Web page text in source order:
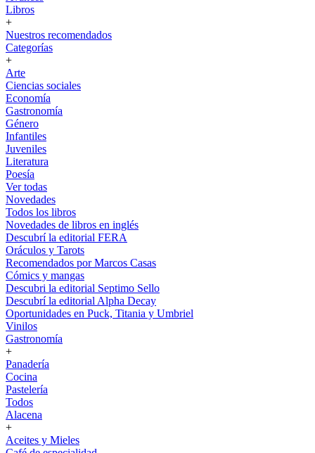
Libros
+
Nuestros recomendados
Categorías
+
Arte
Ciencias sociales
Economía
Gastronomía
Género
Infantiles
Juveniles
Literatura
Poesía
Ver todas
Novedades
Todos los libros
Novedades de libros en inglés
Descubrí la editorial FERA
Oráculos y Tarots
Recomendados por Marcos Casas
Cómics y mangas
Descubri la editorial Septimo Sello
Descubrí la editorial Alpha Decay
Oportunidades en Puck, Titania y Umbriel
Vinilos
Gastronomía
+
Panadería
Cocina
Pastelería
Todos
Alacena
+
Aceites y Mieles